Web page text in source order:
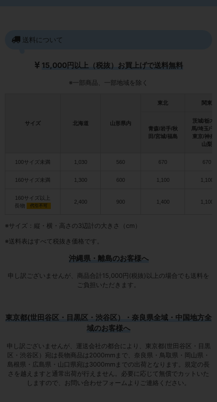
送料について
15,000円以上（税抜）お買上げで送料無料
※一部商品、一部地域を除く
サイズ 北海道 山形県内
東北 関東
青森/岩手/秋
田/宮城/福島
茨城/栃木
馬/埼玉/千
東京/神奈
山梨
100サイズ未満 1,030 560 670 670
160サイズ未満 1,300 600 1,100 1,100
160サイズ以上
長物
代引不可
2,400 900 1,400 1,100
※サイズ：縦・横・高さの3辺計の大きさ（cm）
※送料表はすべて税抜き価格です。
沖縄県・離島のお客様へ
申し訳ございませんが、商品合計15,000円(税抜)以上の場合でも送料を
ご負担いただきます。
東京都(世田谷区・目黒区・渋谷区）・奈良県全域・中国地方全
域のお客様へ
申し訳ございませんが、運送会社の都合により、東京都(世田谷区・目黒
区・渋谷区）宛は長物商品は2000mmまで 、奈良県・鳥取県・岡山県・
島根県・広島県・山口県宛は3000mmまでの出荷となります 。規定の長
さを越えますと通常出荷が行えません。必要に応じて無償でカットいた
しますので、お問い合わせフォームよりご連絡ください。